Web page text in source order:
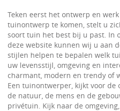
Teken eerst het ontwerp en
tuinontwerp te komen, stelt u
soort tuin het best bij u past. In
deze website kunnen wij u aan
stijlen helpen te bepalen welk
uw levensstijl, omgeving en
charmant, modern en trendy of
Een tuinontwerper, kijkt voor
de natuur, de mens en de
privétuin. Kijk naar de